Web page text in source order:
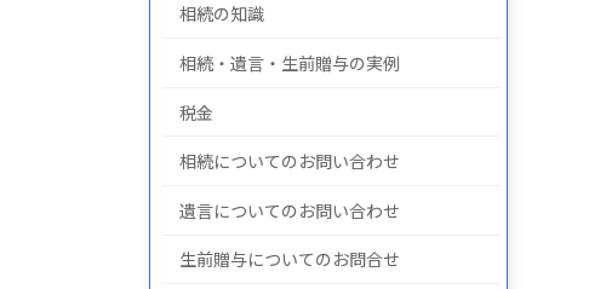
相続の知識
相続・遺言・生前贈与の実例
税金
相続についてのお問い合わせ
遺言についてのお問い合わせ
生前贈与についてのお問合せ